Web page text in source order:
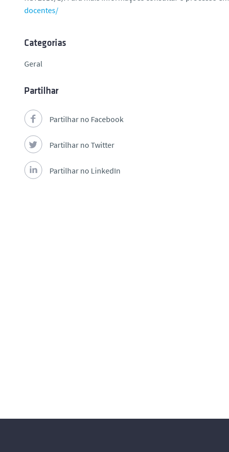
docentes/
Categorias
Geral
Partilhar
Partilhar no Facebook
Partilhar no Twitter
Partilhar no LinkedIn